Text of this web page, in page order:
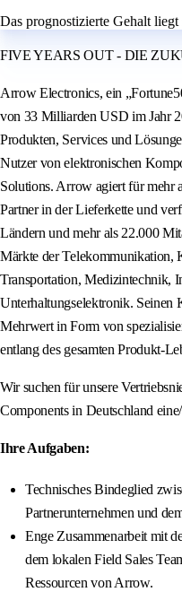
Das prognostizierte Gehalt
FIVE YEARS OUT - DIE
Arrow Electronics, ein
von 33 Milliarden USD im Jahr
Produkten, Services und
Nutzer von elektronischen
Solutions. Arrow agiert für mehr
Partner in der Lieferkette und
Ländern und mehr als 22.000
Märkte der Telekommunikation,
Transportation, Medizintechnik,
Unterhaltungselektronik. Seinen
Mehrwert in Form von
entlang des gesamten Produkt-
Wir suchen für unsere
Components in Deutschland
Ihre Aufgaben:
Technisches Bindeglied
Partnerunternehmen und
Enge Zusammenarbeit mit
dem lokalen Field Sales
Ressourcen von Arrow.